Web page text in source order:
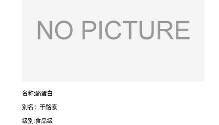
名称:酪蛋白
别名：干酪素
级别:食品级